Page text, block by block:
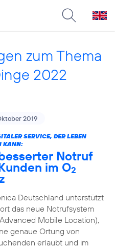
zum Thema
2022
2019
SERVICE, DER LEBEN
KANN:
Notruf
im O2
Deutschland unterstützt
das neue Notrufsystem
Mobile Location),
genaue Ortung von
erlaubt und im